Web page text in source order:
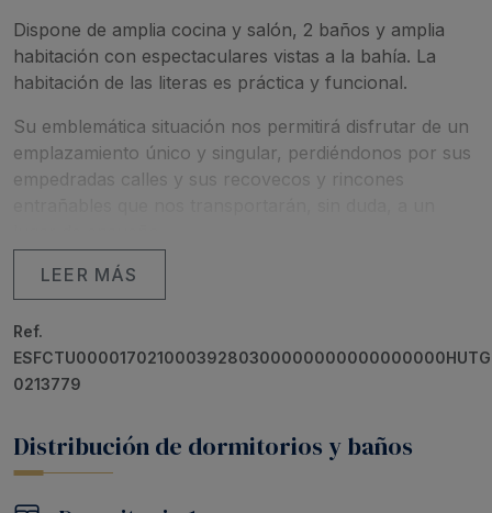
Dispone de amplia cocina y salón, 2 baños y amplia
habitación con espectaculares vistas a la bahía. La
habitación de las literas es práctica y funcional.
Su emblemática situación nos permitirá disfrutar de un
emplazamiento único y singular, perdiéndonos por sus
empedradas calles y sus recovecos y rincones
LEER MÁS
Ref.
0213779
Distribución de dormitorios y baños